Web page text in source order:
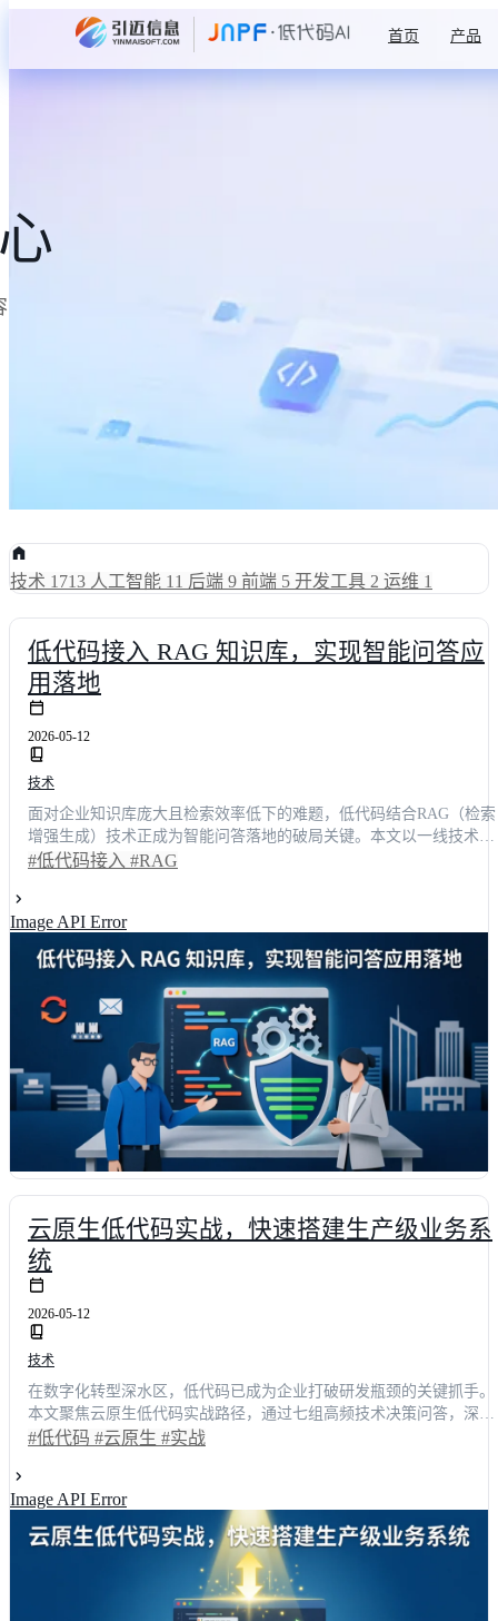
首页 产品
技术 1713 人工智能 11 后端 9 前端 5 开发工具 2 运维 1
低代码接入 RAG 知识库，实现智能问答应
用落地
2026-05-12
技术
面对企业知识库庞大且检索效率低下的难题，低代码结合RAG（检索
增强生成）技术正成为智能问答落地的破局关键。本文以一线技术负
责人的实战视角，深度拆解如何通过可视化拖拽快速接入多源文档，
案的横向测评，为技术决策者提供可复用的选型指南与架构建议，助
力企业轻松跨越智能化转型门槛。
#低代码接入 #RAG
Image API Error
云原生低代码实战，快速搭建生产级业务系
统
2026-05-12
技术
在数字化转型深水区，低代码已成为企业打破研发瓶颈的关键抓手。
本文聚焦云原生低代码实战路径，通过七组高频技术决策问答，深度
剖析从架构选型到生产级落地的全链路要点。内容涵盖性能压测数
交付周期可缩短68%，运维成本下降42%。掌握云原生底座与可视化
排的融合逻辑，助您高效构建高可用业务系统。
#低代码 #云原生 #实战
Image API Error